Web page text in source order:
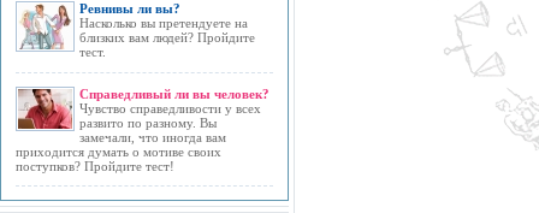
Ревнивы ли вы?
Насколько вы претендуете на
близких вам людей? Пройдите
тест.
Справедливый ли вы человек?
Чувство справедливости у всех
развито по разному. Вы
замечали, что иногда вам
приходится думать о мотиве своих
поступков? Пройдите тест!